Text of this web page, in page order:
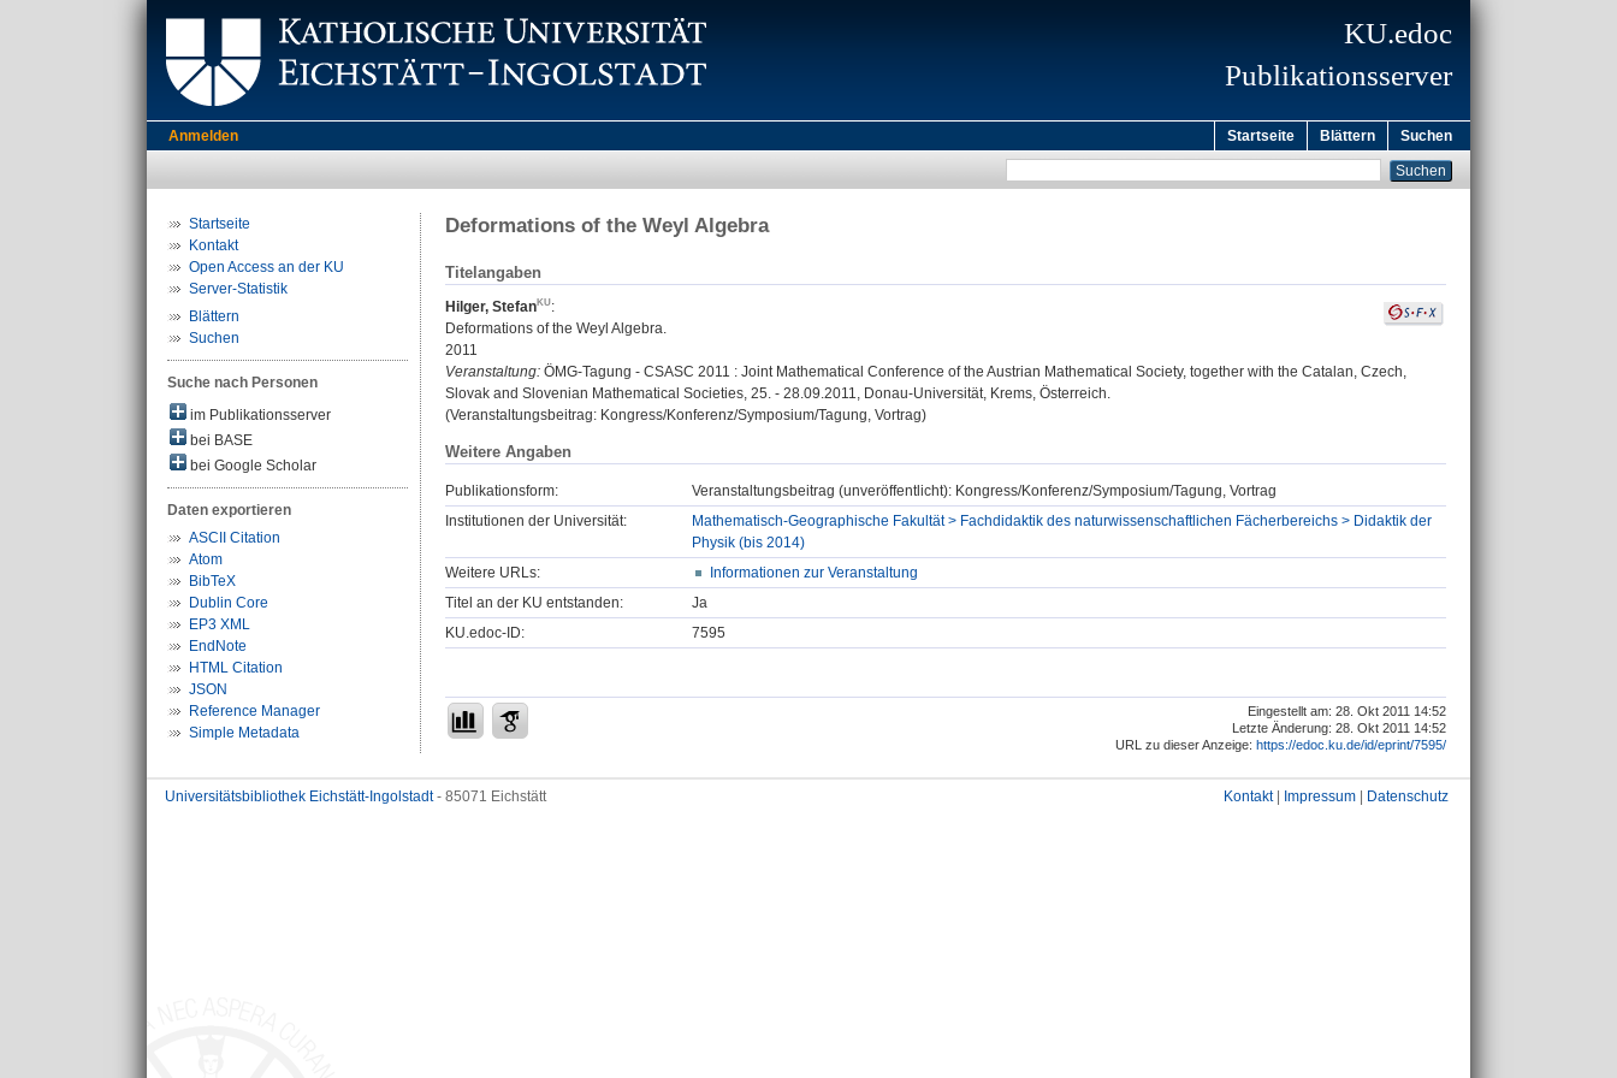
KU.edoc
Publikationsserver
Anmelden Startseite Blättern Suchen
Startseite
Kontakt
Open Access an der KU
Server-Statistik
Blättern
Suchen
Suche nach Personen
im Publikationsserver
bei BASE
bei Google Scholar
Daten exportieren
ASCII Citation
Atom
BibTeX
Dublin Core
EP3 XML
EndNote
HTML Citation
JSON
Reference Manager
Simple Metadata
Deformations of the Weyl Algebra
Titelangaben
Hilger, Stefan
:
Deformations of the Weyl Algebra.
2011
Veranstaltung: ÖMG-Tagung - CSASC 2011 : Joint Mathematical Conference of the Austrian Mathematical Society, together with the Catalan, Czech,
Slovak and Slovenian Mathematical Societies, 25. - 28.09.2011, Donau-Universität, Krems, Österreich.
(Veranstaltungsbeitrag: Kongress/Konferenz/Symposium/Tagung, Vortrag)
Weitere Angaben
Publikationsform:
Veranstaltungsbeitrag (unveröffentlicht): Kongress/Konferenz/Symposium/Tagung, Vortrag
Institutionen der Universität:
Mathematisch-Geographische Fakultät > Fachdidaktik des naturwissenschaftlichen Fächerbereichs > Didaktik der
Physik (bis 2014)
Weitere URLs:
Informationen zur Veranstaltung
Titel an der KU entstanden:
Ja
KU.edoc-ID:
7595
Eingestellt am: 28. Okt 2011 14:52
Letzte Änderung: 28. Okt 2011 14:52
URL zu dieser Anzeige: https://edoc.ku.de/id/eprint/7595/
Universitätsbibliothek Eichstätt-Ingolstadt- 85071 Eichstätt Kontakt| Impressum Datenschutz